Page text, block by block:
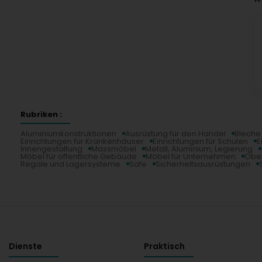
Rubriken :
Aluminiumkonstruktionen
Ausrüstung für den Handel
Einrichtungen für Krankenhäuser Einrichtungen für Schulen
Innengestaltung Massmöbel Metall, Aluminium, Legierung
Möbel für öffentliche Gebäude Möbel für Unternehmen
Regale und Lagersysteme Safe Sicherheitsausrüstungen
Dienste Praktisch